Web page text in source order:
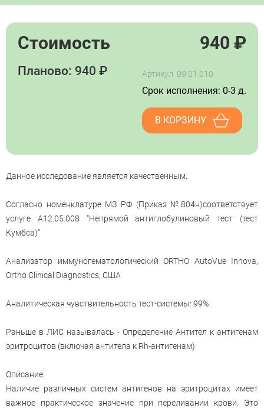
Стоимость 940 ₽
Планово: 940 ₽ Артикул: 09.01.010
Срок исполнения: 0-3 д.
В КОРЗИНУ
Данное исследование является качественным.
Согласно номенклатуре МЗ РФ (Приказ №804н)соответствует
услуге A12.05.008 "Непрямой антиглобулиновый тест (тест
Кумбса)"
Анализатор иммуногематологический ORTHO AutoVue Innova,
Ortho Clinical Diagnostics, США
Аналитическая чувствительность тест-системы: 99%
Раньше в ЛИС называлась - Определение Антител к антигенам
эритроцитов (включая антитела к Rh-антигенам)
Описание.
Наличие различных систем антигенов на эритроцитах имеет
важное практическое значение при переливании крови. Это